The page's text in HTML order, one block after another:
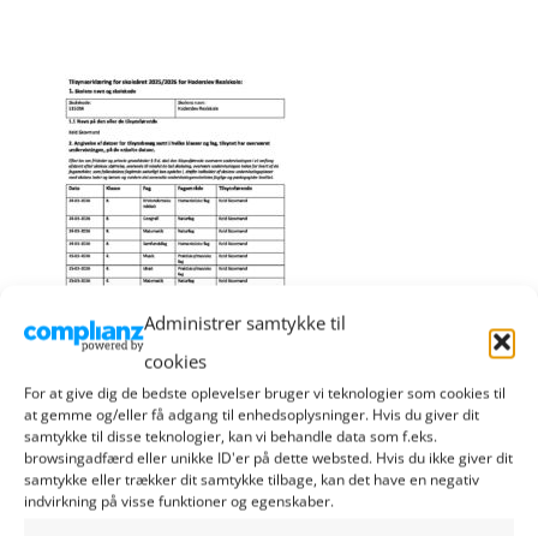
Administrer samtykke til
cookies
For at give dig de bedste oplevelser bruger vi teknologier som cookies til
at gemme og/eller få adgang til enhedsoplysninger. Hvis du giver dit
samtykke til disse teknologier, kan vi behandle data som f.eks.
browsingadfærd eller unikke ID'er på dette websted. Hvis du ikke giver dit
samtykke eller trækker dit samtykke tilbage, kan det have en negativ
indvirkning på visse funktioner og egenskaber.